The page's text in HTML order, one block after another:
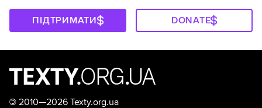
ПІДТРИМАТИ DONATE
© 2010—2026 Texty.org.ua